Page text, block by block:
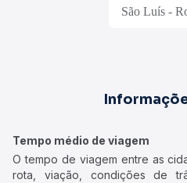
São Luís -
Tempo médio de viagem
O tempo de viagem entre as
rota, viação, condições de